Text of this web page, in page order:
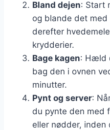
Bland dejen: Start
og blande det
derefter
krydderier.
Bage kagen: Hæld
bag den i ovnen
minutter.
Pynt og server:
du pynte den med
eller nødder, inden